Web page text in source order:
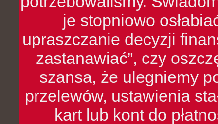
je stopniowo
upraszczanie decyzji
zastanawiać”, czy
szansa, że ulegniemy
przelewów, ustawienia
kart lub kont do